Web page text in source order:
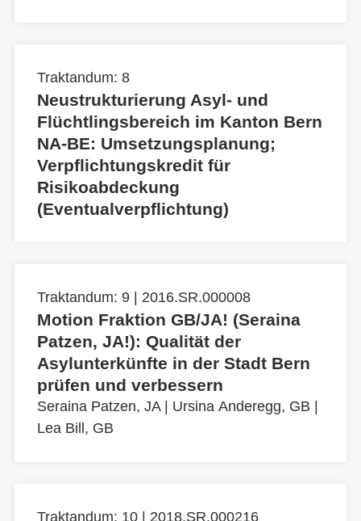
Traktandum: 8
Neustrukturierung Asyl- und
Flüchtlingsbereich im Kanton Bern
NA-BE: Umsetzungsplanung;
Verpflichtungskredit für
Risikoabdeckung
(Eventualverpflichtung)
Traktandum: 9 | 2016.SR.000008
Motion Fraktion GB/JA! (Seraina
Patzen, JA!): Qualität der
Asylunterkünfte in der Stadt Bern
prüfen und verbessern
Seraina Patzen, JA| Ursina Anderegg, GB
Lea Bill, GB
Traktandum: 10 | 2018.SR.000216